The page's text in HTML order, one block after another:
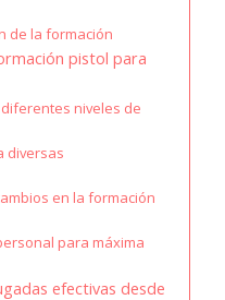
de la formación
pistol para
niveles de
diversas
en la formación
para máxima
efectivas desde